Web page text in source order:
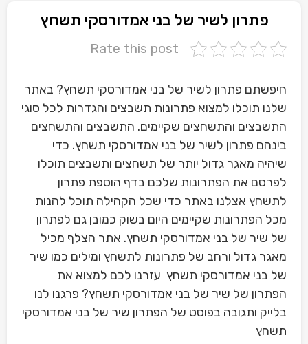
פתרון לשיר של בני אמדורסקי תשחץ
Rate this post
חיפשתם פתרון לשיר של בני אמדורסקי תשחץ? באתר
שלנו תוכלו למצוא פתרונות תשבצים והגדרות לכל סוגי
התשבצים והתשחצים שקיימים. התשבצים והתשחצים
בינהם פתרון לשיר של בני אמדורסקי תשחץ. כדי
שיהיה מאגר גדול יותר של תשחצים ותשבצים תוכלו
לפרסם את הפתרונות שלכם בדף הוספת פתרון
לתשחץ אצלנו באתר כדי שכל הקהילה תוכל להנות
מכל הפתרונות שקיימים היום בשוק כמובן גם לפתרון
של שיר של בני אמדורסקי תשחץ. אתר הצלף מכיל
מאגר גדול ורחב של פתרונות לתשחץ ומילים כמו שיר
של בני אמדורסקי תשחץ עזרנו לכם למצוא את
הפתרון של שיר של בני אמדורסקי תשחץ? פרגנו לנו
בלייק ותגובה בפוסט של הפתרון שיר של בני אמדורסקי
תשחץ